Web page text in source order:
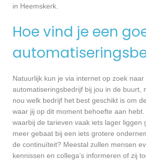
in Heemskerk.
Hoe vind je een
Natuurlijk kun je via internet op zoek naar
automatiseringsbedrijf bij jou in de buurt,
nou welk bedrijf het best geschikt is om
waar jij op dit moment behoefte aan
waarbij de tarieven vaak iets lager liggen
meer gebaat bij een iets grotere
de continuïteit? Meestal zullen mensen
kennissen en collega’s informeren of zij